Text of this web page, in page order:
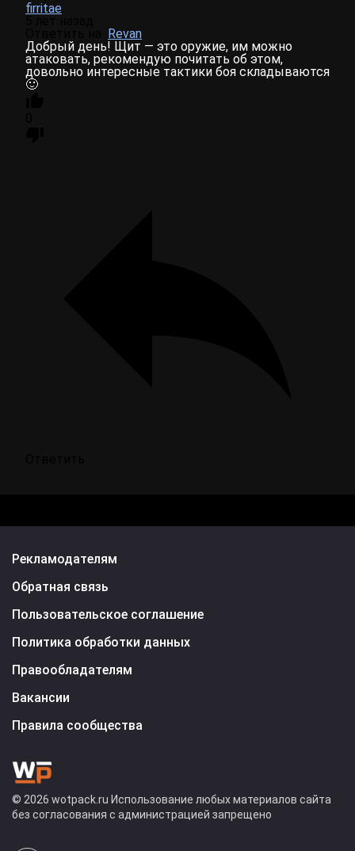
firritae
Revan
Добрый день! Щит — это оружие, им можно
атаковать, рекомендую почитать об этом,
довольно интересные тактики боя складываются
🙂
Рекламодателям
Обратная связь
Пользовательское соглашение
Политика обработки данных
Правообладателям
Вакансии
Правила сообщества
© 2026 wotpack.ru Использование любых материалов сайта
без согласования с администрацией запрещено